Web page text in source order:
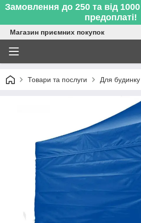
Замовлення до 250 та від
предоплаті!
Магазин приємних покупок
Товари та послуги Для